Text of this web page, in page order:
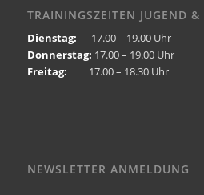
TRAININGSZEITEN JUGEND &
Dienstag: 17.00 – 19.00 Uhr
Donnerstag: 17.00 – 19.00 Uhr
Freitag: 17.00 – 18.30 Uhr
NEWSLETTER ANMELDUNG